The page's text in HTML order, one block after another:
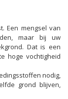
Een mengsel van
maar bij uw
Dat is een
hoge vochtigheid
nodig,
grond blijven,